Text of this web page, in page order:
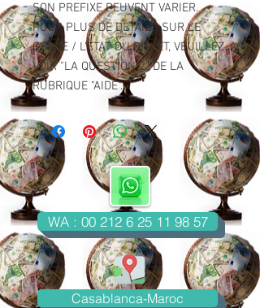
SON PREFIXE PEUVENT VARIER.
POUR PLUS DE DETAILS SUR LE
GRADE / L'ETAT DU BILLET, VEUILLEZ
VOIR "LA QUESTION 2" DE LA
RUBRIQUE "AIDE".
WA : 00 212 6 25 11 98 57
Casablanca-Maroc